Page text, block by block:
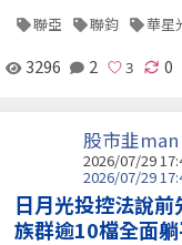
聯亞 聯鈞 華星
3296 2 0
股市韭man
2026/07/29
2026/07/29
日月光投控法說
族群逾10檔全面